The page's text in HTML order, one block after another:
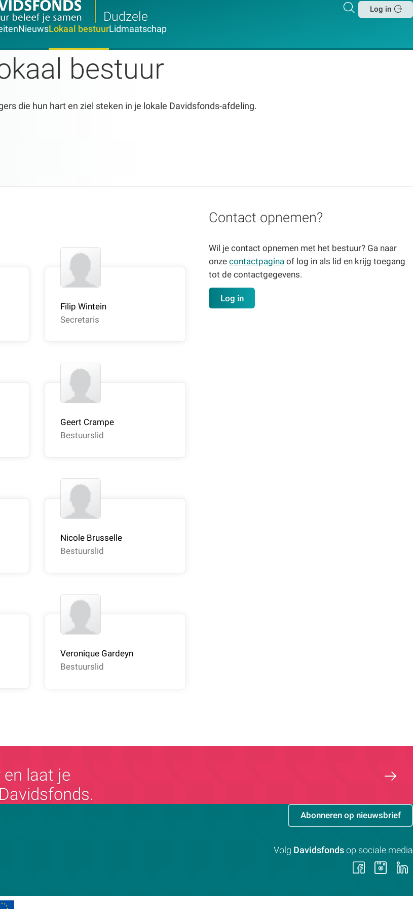
Dudzele
Zoeken
Log in
NieuwsLokaal bestuurLidmaatschap
bestuur
die hun hart en ziel steken in je lokale Davidsfonds-afdeling.
Filip Wintein
Secretaris
Geert Crampe
Bestuurslid
Nicole Brusselle
Bestuurslid
Veronique Gardeyn
Bestuurslid
Contact opnemen?
Wil je contact opnemen met het bestuur? Ga naar
onzecontactpagina of log in als lid en krijg toegang
tot de contactgegevens.
Log in
en laat je
Abonneren op nieuwsbrief
Volg Davidsfonds op sociale media
Volg
op op